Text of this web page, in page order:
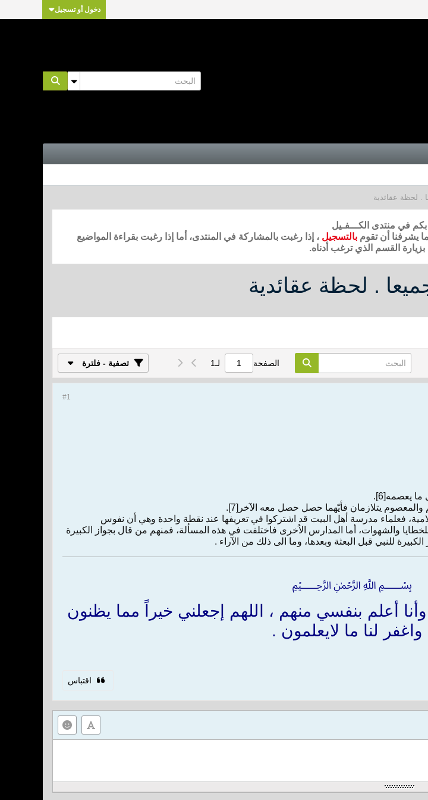
دخول أو تسجيل
. لحظة عقائدية
بكم في منتدى الكـــفـيل
يشرفنا أن تقوم بالتسجيل ، إذا رغبت بالمشاركة في المنتدى، أما إذا رغبت بقراءة المواضيع
القسم الذي ترغب أدناه.
. لحظة عقائدية
الصفحة لـ1 تصفية - فلترة
#1
فعلماء مدرسة أهل البيت قد اشتركوا في تعريفها عند نقطة واحدة وهي أن نفوس
والشهوات، أما المدارس الاُخرى فاختلفت في هذه المسألة، فمنهم من قال بجواز الكبيرة
للنبي قبل البعثة وبعدها، وما الى ذلك من الآراء .
﷽
أعلم بنفسي منهم ، اللهم إجعلني خيراً مما يظنون
واغفر لنا ما لايعلمون .
اقتباس